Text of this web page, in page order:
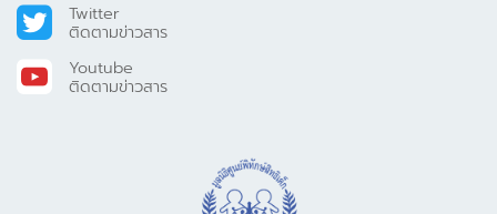
Twitter
ติดตามข่าวสาร
Youtube
ติดตามข่าวสาร